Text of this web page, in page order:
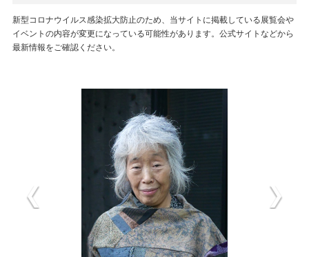
新型コロナウイルス感染拡大防止のため、当サイトに掲載している展覧会や
イベントの内容が変更になっている可能性があります。公式サイトなどから
最新情報をご確認ください。